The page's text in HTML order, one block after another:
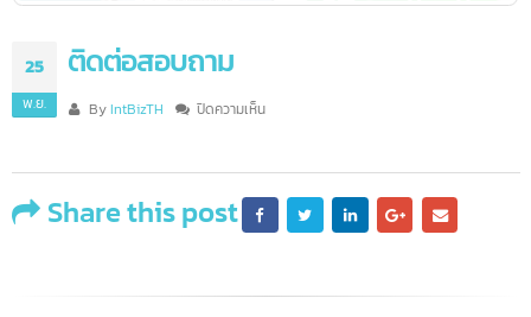
25 ติดต่อสอบถาม
Share this post